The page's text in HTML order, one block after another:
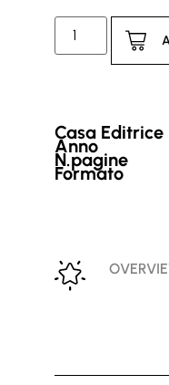
Casa Editrice
Anno
N.pagine
Formato